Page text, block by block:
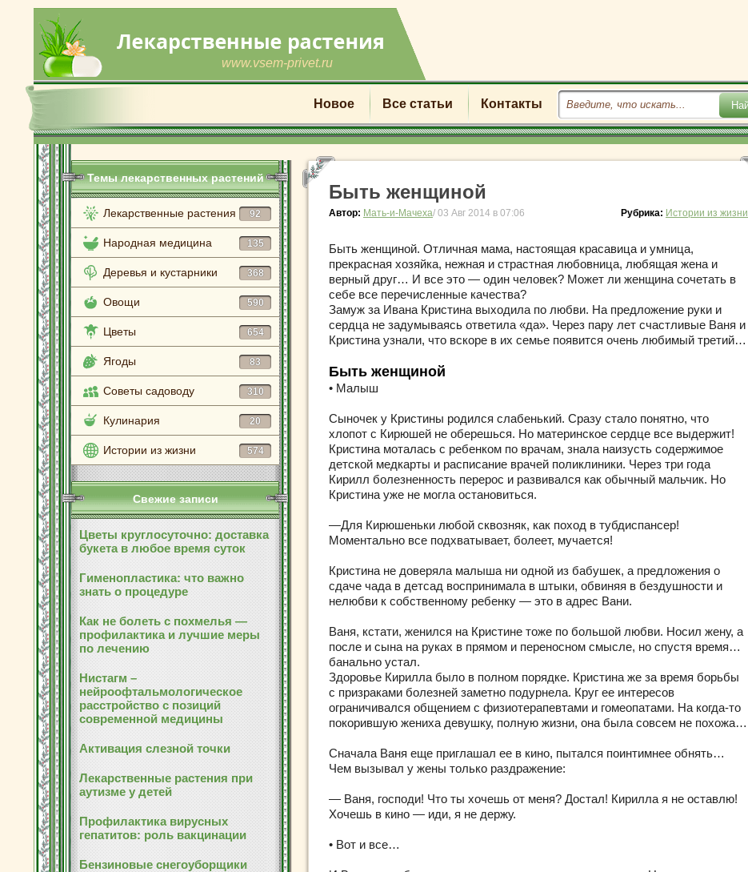
www.vsem-privet.ru
Новое Все статьи Контакты
Темы лекарственных растений
Лекарственные растения 92
Народная медицина 135
Деревья и кустарники 368
Овощи 590
Цветы 654
Ягоды 83
Советы садоводу 310
Кулинария 20
Истории из жизни 574
Свежие записи
Цветы круглосуточно: доставка
букета в любое время суток
Гименопластика: что важно
знать о процедуре
Как не болеть с похмелья —
профилактика и лучшие меры
по лечению
Нистагм –
нейроофтальмологическое
расстройство с позиций
современной медицины
Активация слезной точки
Лекарственные растения при
аутизме у детей
Профилактика вирусных
гепатитов: роль вакцинации
Бензиновые снегоуборщики
Быть женщиной
Автор: Мать-и-Мачеха/ 03 Авг 2014 в 07:06 Рубрика: Истории из жизни
Быть женщиной. Отличная мама, настоящая красавица и умница,
прекрасная хозяйка, нежная и страстная любовница, любящая жена и
верный друг… И все это — один человек? Может ли женщина сочетать в
себе все перечисленные качества?
Замуж за Ивана Кристина выходила по любви. На предложение руки и
сердца не задумываясь ответила «да». Через пару лет счастливые Ваня и
Кристина узнали, что вскоре в их семье появится очень любимый третий…
Быть женщиной
• Малыш
Сыночек у Кристины родился слабенький. Сразу стало понятно, что
хлопот с Кирюшей не оберешься. Но материнское сердце все выдержит!
Кристина моталась с ребенком по врачам, знала наизусть содержимое
детской медкарты и расписание врачей поликлиники. Через три года
Кирилл болезненность перерос и развивался как обычный мальчик. Но
Кристина уже не могла остановиться.
—Для Кирюшеньки любой сквозняк, как поход в тубдиспансер!
Моментально все подхватывает, болеет, мучается!
Кристина не доверяла малыша ни одной из бабушек, а предложения о
сдаче чада в детсад воспринимала в штыки, обвиняя в бездушности и
нелюбви к собственному ребенку — это в адрес Вани.
Ваня, кстати, женился на Кристине тоже по большой любви. Носил жену, а
после и сына на руках в прямом и переносном смысле, но спустя время…
банально устал.
Здоровье Кирилла было в полном порядке. Кристина же за время борьбы
с призраками болезней заметно подурнела. Круг ее интересов
ограничивался общением с физиотерапевтами и гомеопатами. На когда-то
покорившую жениха девушку, полную жизни, она была совсем не похожа…
Сначала Ваня еще приглашал ее в кино, пытался поинтимнее обнять…
Чем вызывал у жены только раздражение:
— Ваня, господи! Что ты хочешь от меня? Достал! Кирилла я не оставлю!
Хочешь в кино — иди, я не держу.
• Вот и все…